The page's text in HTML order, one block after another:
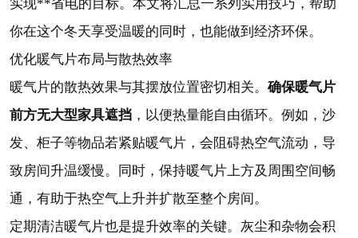
实现**省电的目标。本文将汇总一系列实用技巧，帮助
你在这个冬天享受温暖的同时，也能做到经济环保。
优化暖气片布局与散热效率
暖气片的散热效果与其摆放位置密切相关。 确保暖气片
前方无大型家具遮挡，以便热量能自由循环。例如，沙
发、柜子等物品若紧贴暖气片，会阻碍热空气流动，导
致房间升温缓慢。同时，保持暖气片上方及周围空间畅
通，有助于热空气上升并扩散至整个房间。
定期清洁暖气片也是提升效率的关键。灰尘和杂物会积